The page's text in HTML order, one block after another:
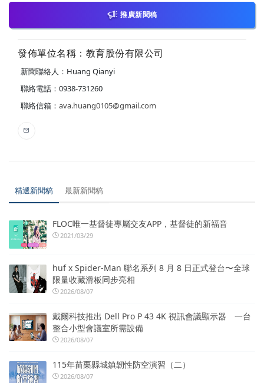
推廣新聞稿
發佈單位名稱：教育股份有限公司
新聞聯絡人：Huang Qianyi
聯絡電話：0938-731260
聯絡信箱： ava.huang0105@gmail.com
精選新聞稿 最新新聞稿
FLOC唯一基督徒專屬交友APP，基督徒的新福音
2021/03/29
huf x Spider-Man 聯名系列 8 月 8 日正式登台〜全球
限量收藏滑板同步亮相
2026/08/07
戴爾科技推出 Dell Pro P 43 4K 視訊會議顯示器 一台
整合小型會議室所需設備
2026/08/07
115年苗栗縣城鎮韌性防空演習（二）
2026/08/07